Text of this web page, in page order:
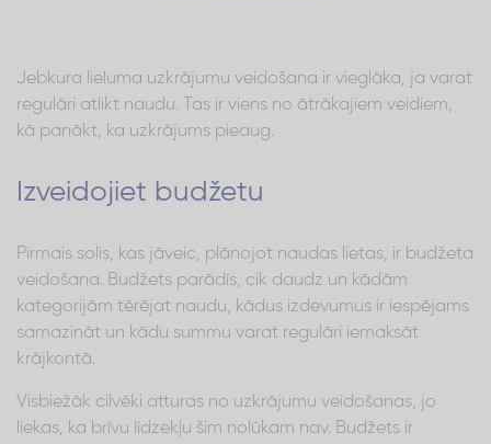
Jebkura lieluma uzkrājumu veidošana ir vieglāka, ja varat
regulāri atlikt naudu. Tas ir viens no ātrākajiem veidiem,
kā panākt, ka uzkrājums pieaug.
Izveidojiet budžetu
Pirmais solis, kas jāveic, plānojot naudas lietas, ir budžeta
veidošana. Budžets parādīs, cik daudz un kādām
kategorijām tērējat naudu, kādus izdevumus ir iespējams
samazināt un kādu summu varat regulāri iemaksāt
krājkontā.
Visbiežāk cilvēki atturas no uzkrājumu veidošanas, jo
liekas, ka brīvu līdzekļu šim nolūkam nav. Budžets ir